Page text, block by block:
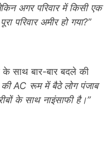
अगर परिवार में किसी एक
परिवार अमीर हो गया?”
साथ बार-बार बदले की
की AC रूम में बैठे लोग पंजाब
के साथ नाइंसाफी है।”